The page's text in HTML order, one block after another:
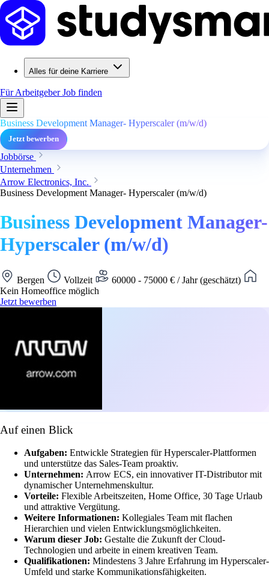
Alles für deine Karriere
Für ArbeitgeberJob finden
Business Development Manager- Hyperscaler (m/w/d)
Jetzt bewerben
Jobbörse
Unternehmen
Arrow Electronics, Inc.
Business Development Manager- Hyperscaler (m/w/d)
Business Development Manager-
Hyperscaler (m/w/d)
Bergen Vollzeit
60000 - 75000 € / Jahr (geschätzt)
Kein Homeoffice möglich
Jetzt bewerben
Auf einen Blick
Aufgaben: Entwickle Strategien für Hyperscaler-Plattformen
und unterstütze das Sales-Team proaktiv.
Unternehmen: Arrow ECS, ein innovativer IT-Distributor mit
dynamischer Unternehmenskultur.
Vorteile: Flexible Arbeitszeiten, Home Office, 30 Tage Urlaub
und attraktive Vergütung.
Weitere Informationen: Kollegiales Team mit flachen
Hierarchien und vielen Entwicklungsmöglichkeiten.
Warum dieser Job: Gestalte die Zukunft der Cloud-
Technologien und arbeite in einem kreativen Team.
Qualifikationen: Mindestens 3 Jahre Erfahrung im Hyperscaler-
Umfeld und starke Kommunikationsfähigkeiten.